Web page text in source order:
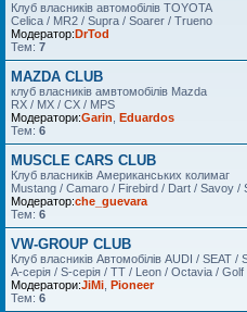
Клуб власників автомобілів TOYOTA
Celica / MR2 / Supra / Soarer / Trueno
Модератор:DrTod
Тем: 7
MAZDA CLUB
клуб власників амвтомобілів Mazda
RX / MX / CX / MPS
Модератори:Garin Eduardos
Тем: 6
MUSCLE CARS CLUB
Клуб власників Американських колимаг
Mustang / Camaro / Firebird / Dart / Savoy /
Модератор:che_guevara
Тем: 6
VW-GROUP CLUB
Клуб власників Автомобілів AUDI / SEAT /
A-серія / S-серія / TT / Leon / Octavia / Golf
Модератори:JiMi Pioneer
Тем: 6